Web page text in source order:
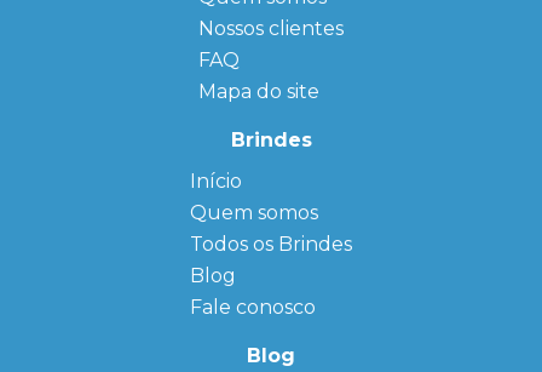
Nossos clientes
FAQ
Mapa do site
Brindes
Início
Quem somos
← Back
FAQ
Sitemap
Todos os Brindes
← Back
Agendas
Personalizadas
Personalizado
personalizados
Blog
Fale conosco
Blog